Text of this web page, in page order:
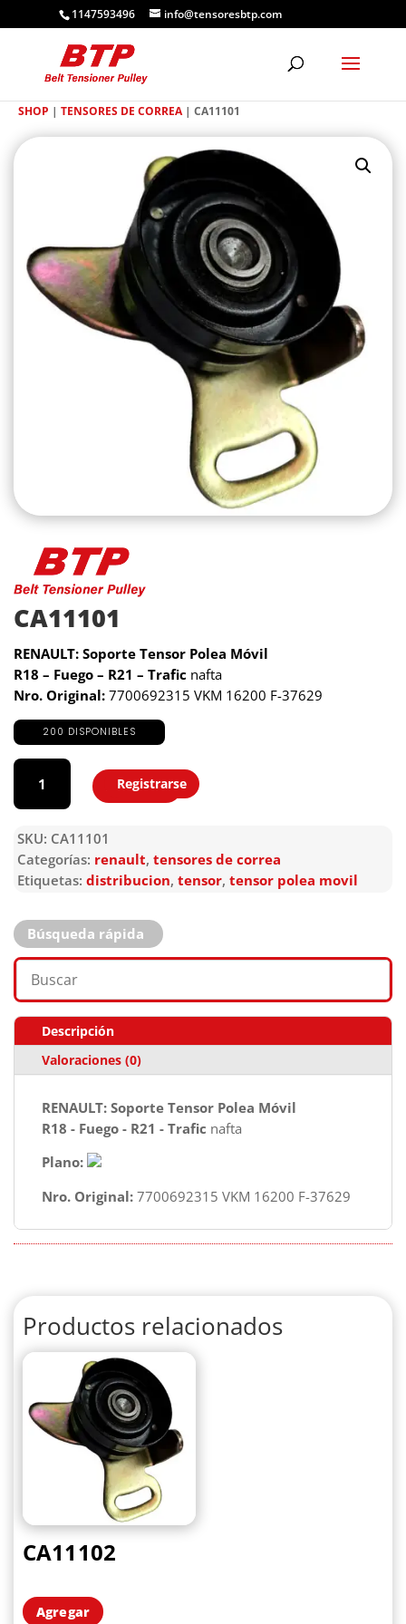
1147593496 info@tensoresbtp.com
SHOP | TENSORES DE CORREA| CA11101
CA11101
RENAULT: Soporte Tensor Polea Móvil
R18 – Fuego – R21 – Trafic nafta
Nro. Original: 7700692315 VKM 16200 F-37629
200 DISPONIBLES
CA11101
cantidad
Agregar
Registrarse
SKU: CA11101
Categorías: renault, tensores de correa
Etiquetas: distribucion, tensor, tensor polea movil
Búsqueda rápida
Descripción
Valoraciones (0)
RENAULT: Soporte Tensor Polea Móvil
R18 - Fuego - R21 - Trafic nafta
Plano:
Nro. Original: 7700692315 VKM 16200 F-37629
Productos relacionados
CA11102
Agregar